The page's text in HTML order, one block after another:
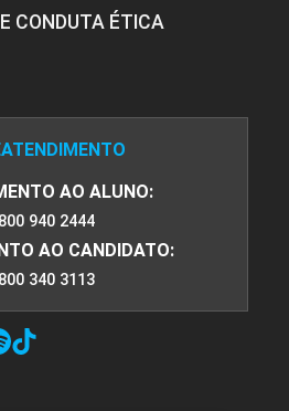
CONDUTA ÉTICA
AO ALUNO:
940 2444
AO CANDIDATO:
340 3113